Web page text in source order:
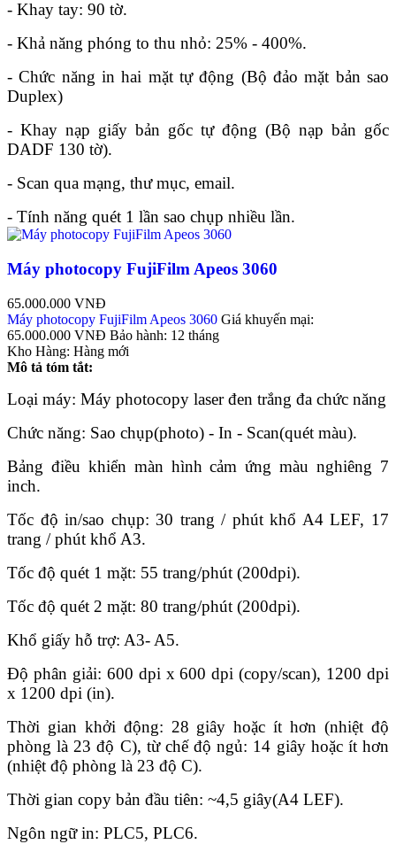
- Khay tay: 90 tờ.
- Khả năng phóng to thu nhỏ: 25% - 400%.
- Chức năng in hai mặt tự động (Bộ đảo mặt bản sao
Duplex)
- Khay nạp giấy bản gốc tự động (Bộ nạp bản gốc
DADF 130 tờ).
- Scan qua mạng, thư mục, email.
- Tính năng quét 1 lần sao chụp nhiều lần.
Máy photocopy FujiFilm Apeos 3060
65.000.000 VNĐ
Máy photocopy FujiFilm Apeos 3060 Giá khuyến mại:
65.000.000 VNĐ Bảo hành: 12 tháng
Kho Hàng: Hàng mới
Mô tả tóm tắt:
Loại máy: Máy photocopy laser đen trắng đa chức năng
Chức năng: Sao chụp(photo) - In - Scan(quét màu).
Bảng điều khiển màn hình cảm ứng màu nghiêng 7
inch.
Tốc độ in/sao chụp: 30 trang / phút khổ A4 LEF, 17
trang / phút khổ A3.
Tốc độ quét 1 mặt: 55 trang/phút (200dpi).
Tốc độ quét 2 mặt: 80 trang/phút (200dpi).
Khổ giấy hỗ trợ: A3- A5.
Độ phân giải: 600 dpi x 600 dpi (copy/scan), 1200 dpi
x 1200 dpi (in).
Thời gian khởi động: 28 giây hoặc ít hơn (nhiệt độ
phòng là 23 độ C), từ chế độ ngủ: 14 giây hoặc ít hơn
(nhiệt độ phòng là 23 độ C).
Thời gian copy bản đầu tiên: ~4,5 giây(A4 LEF).
Ngôn ngữ in: PLC5, PLC6.